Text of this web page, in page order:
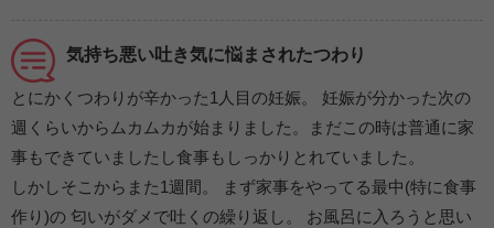
気持ち悪い吐き気に悩まされたつわり
とにかくつわりが辛かった1人目の妊娠。 妊娠が分かった次の
週くらいからムカムカが始まりました。まだこの時は普通に家
事もできていましたし食事もしっかりとれていました。
しかしそこからまた1週間。 まず家事をやってる最中(特に食事
作り)の 匂いがダメで吐くの繰り返し。 お風呂に入ろうと思い